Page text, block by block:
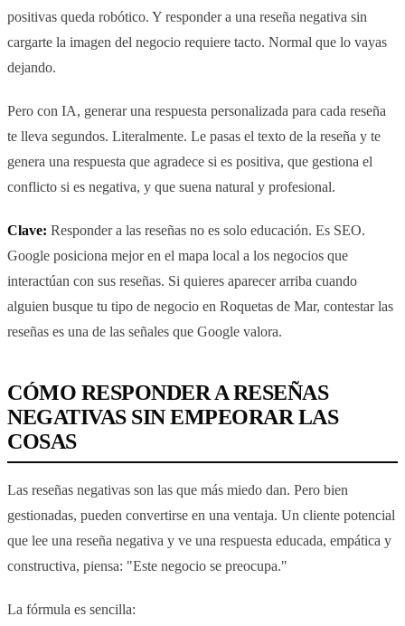
positivas queda robótico. Y responder a una reseña negativa sin
cargarte la imagen del negocio requiere tacto. Normal que lo vayas
dejando.
Pero con IA, generar una respuesta personalizada para cada reseña
te lleva segundos. Literalmente. Le pasas el texto de la reseña y te
genera una respuesta que agradece si es positiva, que gestiona el
conflicto si es negativa, y que suena natural y profesional.
Clave: Responder a las reseñas no es solo educación. Es SEO.
Google posiciona mejor en el mapa local a los negocios que
interactúan con sus reseñas. Si quieres aparecer arriba cuando
alguien busque tu tipo de negocio en Roquetas de Mar, contestar las
reseñas es una de las señales que Google valora.
CÓMO RESPONDER A RESEÑAS
NEGATIVAS SIN EMPEORAR LAS
COSAS
Las reseñas negativas son las que más miedo dan. Pero bien
gestionadas, pueden convertirse en una ventaja. Un cliente potencial
que lee una reseña negativa y ve una respuesta educada, empática y
constructiva, piensa: "Este negocio se preocupa."
La fórmula es sencilla: